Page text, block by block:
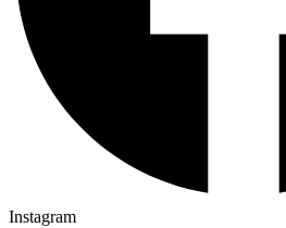
Instagram